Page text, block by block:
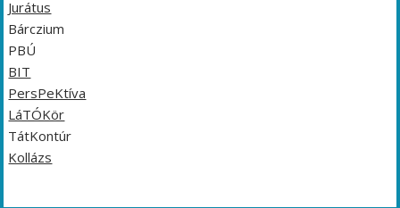
Jurátus
Bárczium
PBÚ
BIT
PersPeKtíva
LáTÓKör
TátKontúr
Kollázs